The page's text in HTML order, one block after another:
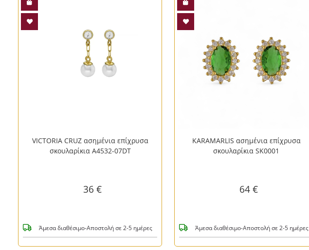
VICTORIA CRUZ ασημένια επίχρυσα
σκουλαρίκια A4532-07DT
36 €
Άμεσα διαθέσιμο-Αποστολή σε 2-5 ημέρες
KARAMARLIS ασημένια επίχρυσα
σκουλαρίκια SK0001
64 €
Άμεσα διαθέσιμο-Αποστολή σε 2-5 ημέρες